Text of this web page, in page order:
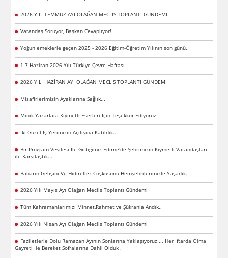
2026 YILI TEMMUZ AYI OLAĞAN MECLİS TOPLANTI GÜNDEMİ
Vatandaş Soruyor, Başkan Cevaplıyor!
Yoğun emeklerle geçen 2025 - 2026 Eğitim-Öğretim Yılının son günü.
1-7 Haziran 2026 Yılı Türkiye Çevre Haftası
2026 YILI HAZİRAN AYI OLAĞAN MECLİS TOPLANTI GÜNDEMİ
Misafirlerimizin Ayaklarına Sağlık...
Minik Yazarlara Kıymetli Eserleri İçin Teşekkür Ediyoruz.
İki Güzel İş Yerimizin Açılışına Katıldık...
Bir Program Vesilesi İle Gittiğimiz Edirne'de Şehrimizin Kıymetli Vatandaşları
ile Karşılaştık...
Baharın Gelişini Ve Hıdırellez Coşkusunu Hemşehrilerimizle Yaşadık.
2026 Yılı Mayıs Ayı Olağan Meclis Toplantı Gündemi
Tüm Kahramanlarımızı Minnet,Rahmet ve Şükranla Andık..
2026 Yılı Nisan Ayı Olağan Meclis Toplantı Gündemi
Faziletlerle Dolu Ramazan Ayının Sonlarına Yaklaşıyoruz ... Her İftarda Olma
Gayreti İle Bereket Sofralarına Dahil Olduk .